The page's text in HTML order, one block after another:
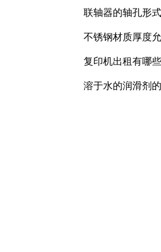
联轴器的轴孔形
不锈钢材质厚度
复印机出租有哪
溶于水的润滑剂